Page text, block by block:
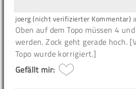
joerg (nicht verifizierter Kommentar)
Oben auf dem Topo müssen 4
werden. Zock geht gerade hoch.
Topo wurde korrigiert.]
Gefällt mir: